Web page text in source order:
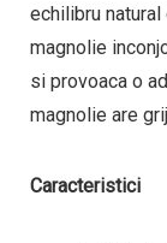
echilibru
magnolie
si provoaca o
magnolie are
Caracteristici